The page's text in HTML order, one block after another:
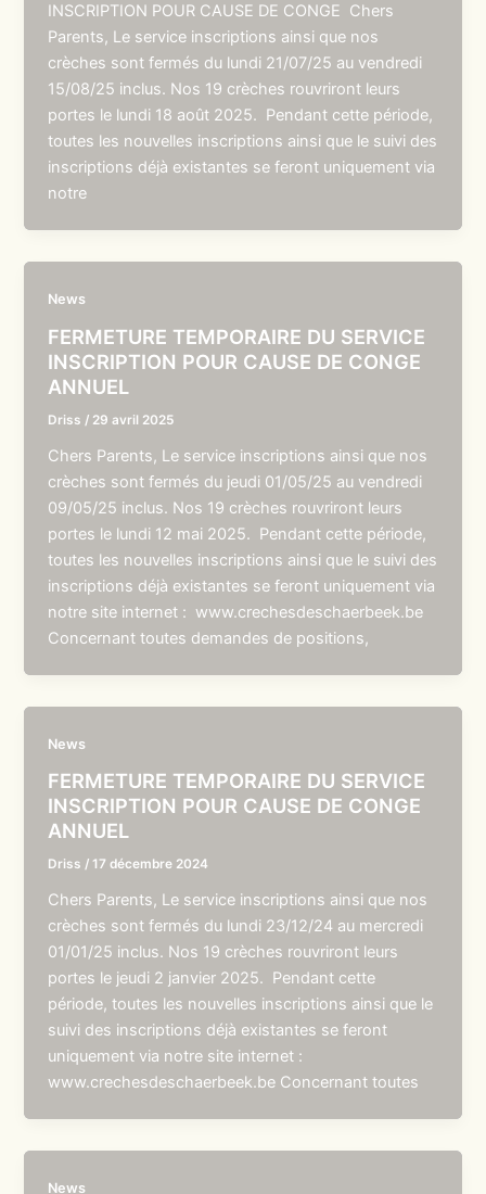
INSCRIPTION POUR CAUSE DE CONGE Chers
Parents, Le service inscriptions ainsi que nos
crèches sont fermés du lundi 21/07/25 au vendredi
15/08/25 inclus. Nos 19 crèches rouvriront leurs
portes le lundi 18 août 2025. Pendant cette période,
toutes les nouvelles inscriptions ainsi que le suivi des
inscriptions déjà existantes se feront uniquement via
notre
News
FERMETURE TEMPORAIRE DU SERVICE
INSCRIPTION POUR CAUSE DE CONGE
ANNUEL
Driss / 29 avril 2025
Chers Parents, Le service inscriptions ainsi que nos
crèches sont fermés du jeudi 01/05/25 au vendredi
09/05/25 inclus. Nos 19 crèches rouvriront leurs
portes le lundi 12 mai 2025. Pendant cette période,
toutes les nouvelles inscriptions ainsi que le suivi des
inscriptions déjà existantes se feront uniquement via
notre site internet : www.crechesdeschaerbeek.be
Concernant toutes demandes de positions,
News
FERMETURE TEMPORAIRE DU SERVICE
INSCRIPTION POUR CAUSE DE CONGE
ANNUEL
Driss /17 décembre 2024
Chers Parents, Le service inscriptions ainsi que nos
crèches sont fermés du lundi 23/12/24 au mercredi
01/01/25 inclus. Nos 19 crèches rouvriront leurs
portes le jeudi 2 janvier 2025. Pendant cette
période, toutes les nouvelles inscriptions ainsi que le
suivi des inscriptions déjà existantes se feront
uniquement via notre site internet :
www.crechesdeschaerbeek.be Concernant toutes
News